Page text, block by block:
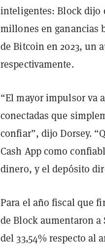
inteligentes: Block dijo
millones en ganancias
de Bitcoin en 2023, un
respectivamente.
“El mayor impulsor va
conectadas que
confiar”, dijo Dorsey.
Cash App como
dinero, y el depósito
Para el año fiscal que
de Block aumentaron
del 33,54% respecto al